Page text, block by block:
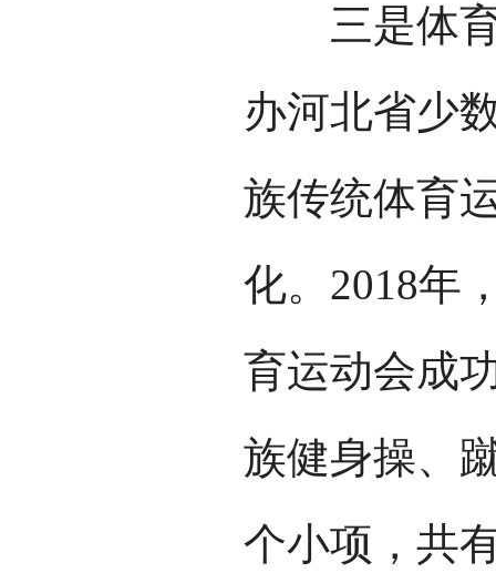
三是体育
办河北省少
族传统体育
化。2018年
育运动会成
族健身操、
个小项，共